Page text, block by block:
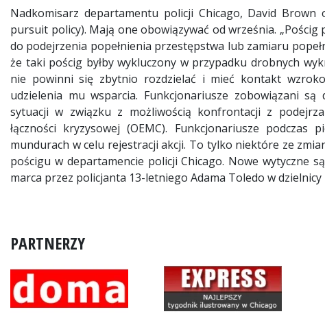
Nadkomisarz departamentu policji Chicago, David
pursuit policy). Mają one obowiązywać od września.
do podejrzenia popełnienia przestępstwa lub zamiaru
że taki pościg byłby wykluczony w przypadku drobnych
nie powinni się zbytnio rozdzielać i mieć kontakt
udzielenia mu wsparcia. Funkcjonariusze zobowiązani
sytuacji w związku z możliwością konfrontacji z
łączności kryzysowej (OEMC). Funkcjonariusze
mundurach w celu rejestracji akcji. To tylko niektóre ze
pościgu w departamencie policji Chicago. Nowe wytyczne
marca przez policjanta 13-letniego Adama Toledo w dzielnicy
PARTNERZY